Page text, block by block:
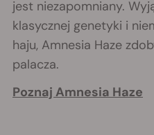
jest niezapomniany.
klasycznej genetyki i
haju, Amnesia Haze
palacza.
Poznaj Amnesia Haze